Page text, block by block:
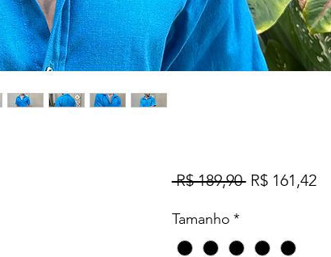
R$ 189,90 Preço
R$ 161,42
Tamanho *